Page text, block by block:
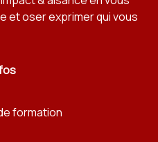
et oser exprimer qui vous
formation